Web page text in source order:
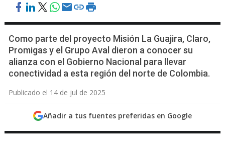
Como parte del proyecto Misión La Guajira, Claro,
Promigas y el Grupo Aval dieron a conocer su
alianza con el Gobierno Nacional para llevar
conectividad a esta región del norte de Colombia.
Publicado el 14 de jul de 2025
Añadir a tus fuentes preferidas en Google